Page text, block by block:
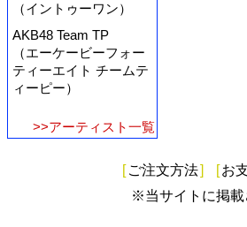
（イントゥーワン）
AKB48 Team TP
（エーケービーフォー
ティーエイト チームテ
ィーピー）
>>アーティスト一覧
[ ご注文方法] [お
※当サイトに掲載